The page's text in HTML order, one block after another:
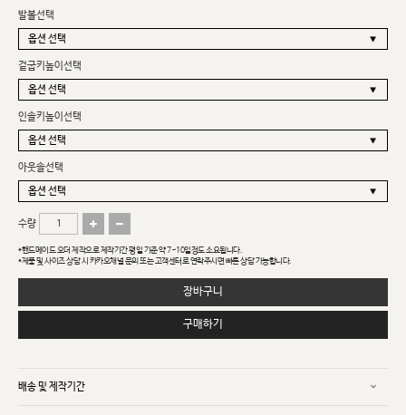
발볼선택
겉굽키높이선택
인솔키높이선택
아웃솔선택
수량
*핸드메이드 오더 제작으로 제작기간 평일 기준 약 7~10일정도 소요됩니다.
*제품 및 사이즈 상담 시 카카오채널 문의 또는 고객센터로 연락주시면 빠른 상담 가능합니다.
장바구니
구매하기
배송 및 제작기간